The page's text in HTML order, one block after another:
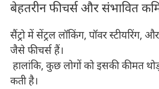
बेहतरीन फीचर्स और संभावित
सैंट्रो में सेंट्रल लॉकिंग, पॉवर स्टीयरिंग,
जैसे फीचर्स हैं।
हालांकि, कुछ लोगों को इसकी कीमत
कती है।